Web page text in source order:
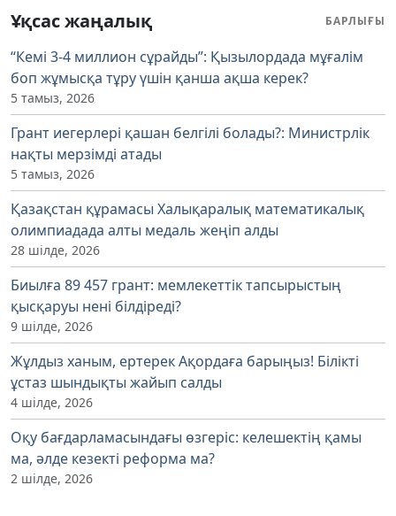
Ұқсас жаңалық БАРЛЫҒЫ
“Кемі 3-4 миллион сұрайды”: Қызылордада мұғалім
боп жұмысқа тұру үшін қанша ақша керек?
5 тамыз, 2026
Грант иегерлері қашан белгілі болады?: Министрлік
нақты мерзімді атады
5 тамыз, 2026
Қазақстан құрамасы Халықаралық математикалық
олимпиадада алты медаль жеңіп алды
28 шілде, 2026
Биылға 89 457 грант: мемлекеттік тапсырыстың
қысқаруы нені білдіреді?
9 шілде, 2026
Жұлдыз ханым, ертерек Ақордаға барыңыз! Білікті
ұстаз шындықты жайып салды
4 шілде, 2026
Оқу бағдарламасындағы өзгеріс: келешектің қамы
ма, әлде кезекті реформа ма?
2 шілде, 2026